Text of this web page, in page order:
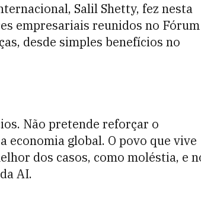
Salil Shetty, fez nesta
empresariais reunidos no Fórum
desde simples benefícios no
Não pretende reforçar o
global. O povo que vive
dos casos, como moléstia, e
AI.